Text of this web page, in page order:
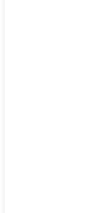
Ø 0.95 - 950
При
наконечника
вращения не
превышать
Величина
момента